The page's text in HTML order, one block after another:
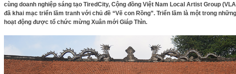
cùng doanh nghiệp sáng tạo TiredCity, Cộng đồng Việt Nam Local Artist Group
đã khai mạc triển lãm tranh với chủ đề “Vẽ con Rồng”. Triển lãm là một trong những
hoạt động được tổ chức mừng Xuân mới Giáp Thìn.